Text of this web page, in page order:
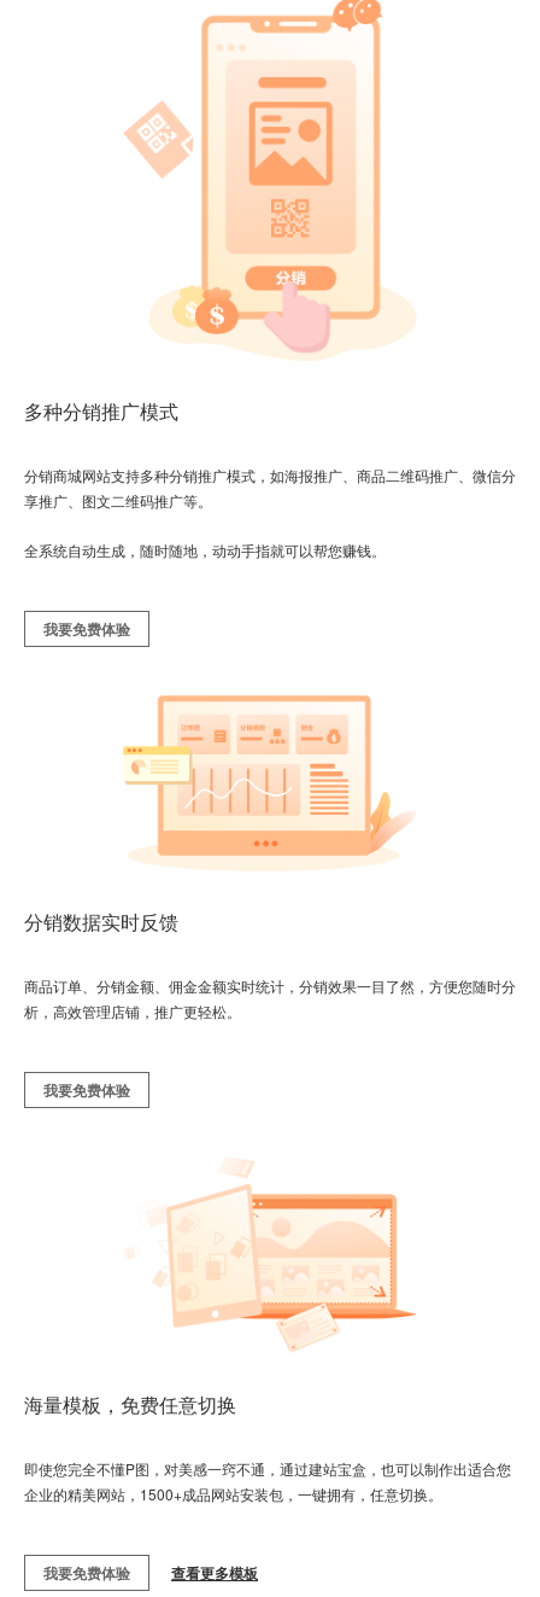
多种分销推广模式
分销商城网站支持多种分销推广模式，如海报推广、商品二维码推广、微信分
享推广、图文二维码推广等。
全系统自动生成，随时随地，动动手指就可以帮您赚钱。
我要免费体验
分销数据实时反馈
商品订单、分销金额、佣金金额实时统计，分销效果一目了然，方便您随时分
析，高效管理店铺，推广更轻松。
我要免费体验
海量模板，免费任意切换
即使您完全不懂P图，对美感一窍不通，通过建站宝盒，也可以制作出适合您
企业的精美网站，1500+成品网站安装包，一键拥有，任意切换。
我要免费体验 查看更多模板